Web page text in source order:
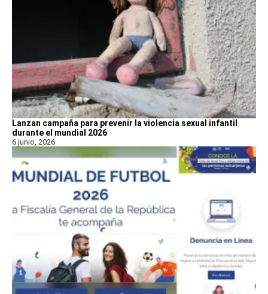
Lanzan campaña para prevenir la violencia sexual infantil
durante el mundial 2026
6 junio, 2026